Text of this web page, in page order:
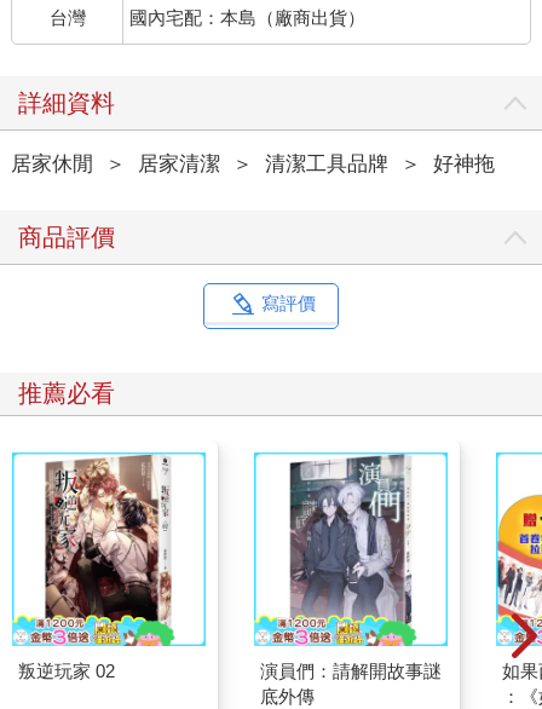
台灣 國內宅配：本島（廠商出貨）
詳細資料
居家休閒 ＞ 居家清潔 ＞ 清潔工具品牌 ＞ 好神拖
商品評價
寫評價
推薦必看
叛逆玩家 02
演員們：請解開故事謎
底外傳
如
：